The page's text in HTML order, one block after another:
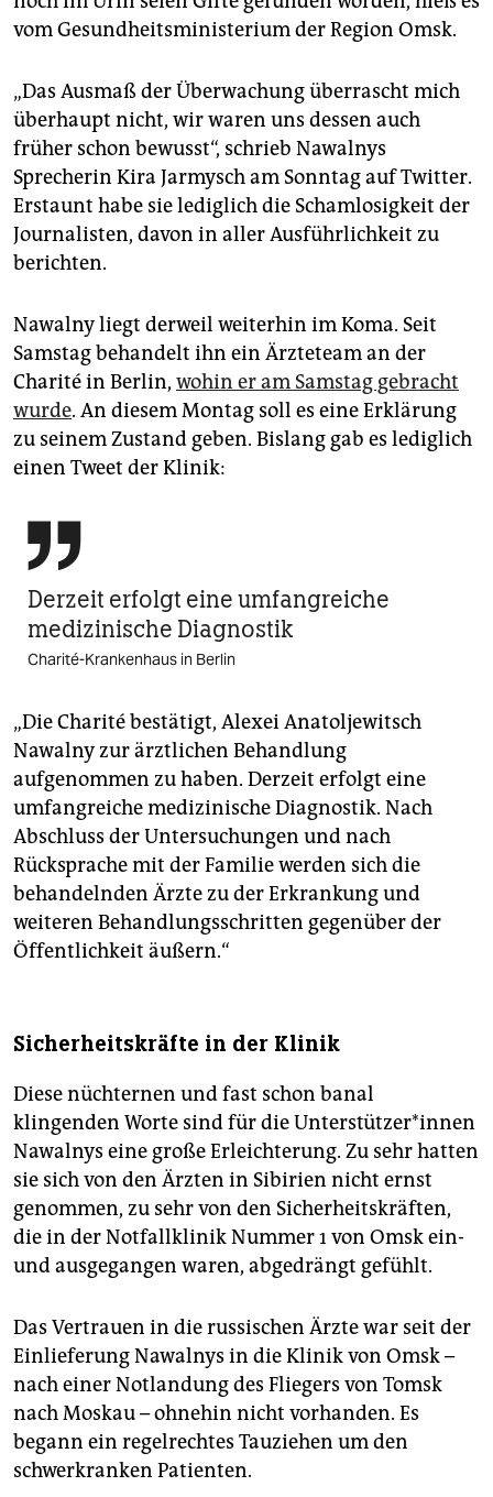
vom Gesundheitsministerium der Region Omsk.
„Das Ausmaß der Überwachung überrascht mich
überhaupt nicht, wir waren uns dessen auch
früher schon bewusst“, schrieb Nawalnys
Sprecherin Kira Jarmysch am Sonntag auf Twitter.
Erstaunt habe sie lediglich die Schamlosigkeit der
Journalisten, davon in aller Ausführlichkeit zu
berichten.
Nawalny liegt derweil weiterhin im Koma. Seit
Samstag behandelt ihn ein Ärzteteam an der
Charité in Berlin, wohin er am Samstag gebracht
wurde. An diesem Montag soll es eine Erklärung
zu seinem Zustand geben. Bislang gab es lediglich
einen Tweet der Klinik:

Derzeit erfolgt eine umfangreiche
medizinische Diagnostik
Charité-Krankenhaus in Berlin
„Die Charité bestätigt, Alexei Anatoljewitsch
Nawalny zur ärztlichen Behandlung
aufgenommen zu haben. Derzeit erfolgt eine
umfangreiche medizinische Diagnostik. Nach
Abschluss der Untersuchungen und nach
Rücksprache mit der Familie werden sich die
behandelnden Ärzte zu der Erkrankung und
weiteren Behandlungsschritten gegenüber der
Öffentlichkeit äußern.“
Sicherheitskräfte in der Klinik
Diese nüchternen und fast schon banal
klingenden Worte sind für die Unterstützer*innen
Nawalnys eine große Erleichterung. Zu sehr hatten
sie sich von den Ärzten in Sibirien nicht ernst
genommen, zu sehr von den Sicherheitskräften,
die in der Notfallklinik Nummer 1 von Omsk ein-
und ausgegangen waren, abgedrängt gefühlt.
Das Vertrauen in die russischen Ärzte war seit der
Einlieferung Nawalnys in die Klinik von Omsk –
nach einer Notlandung des Fliegers von Tomsk
nach Moskau – ohnehin nicht vorhanden. Es
begann ein regelrechtes Tauziehen um den
schwerkranken Patienten.